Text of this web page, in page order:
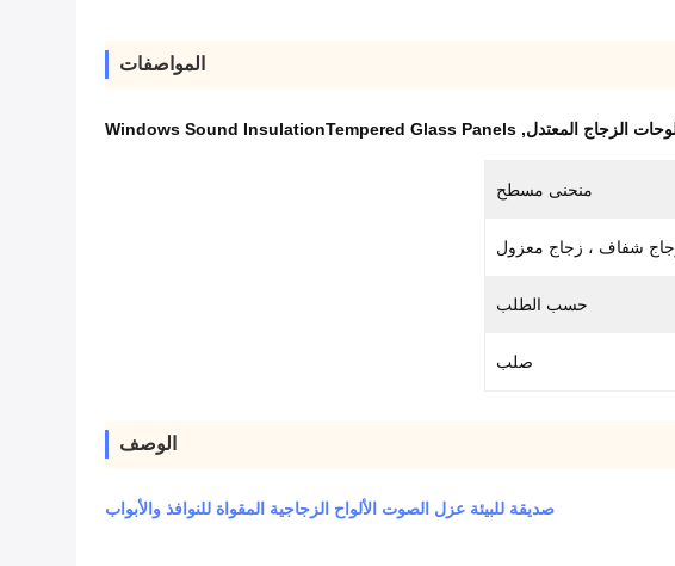
المواصفات
الزجاج المعتدل,
Windows Sound InsulationTempered Glass Panels
منحنى مسطح
شفاف ، زجاج معزول
حسب الطلب
صلب
الوصف
صديقة للبيئة عزل الصوت الألواح الزجاجية المقواة للنوافذ والأبواب